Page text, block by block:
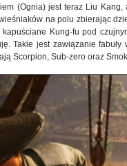
(Ognia) jest teraz Liu
na polu zbierając
Kung-fu pod
Takie jest zawiązanie fabuły
Scorpion, Sub-zero oraz